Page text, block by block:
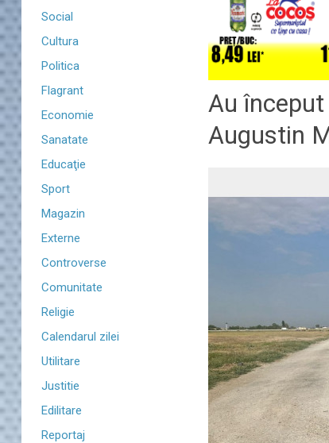
Social
Cultura
Politica
Flagrant
Economie
Sanatate
Educaţie
Sport
Magazin
Externe
Controverse
Comunitate
Religie
Calendarul zilei
Utilitare
Justitie
Edilitare
Reportaj
Au
Augustin